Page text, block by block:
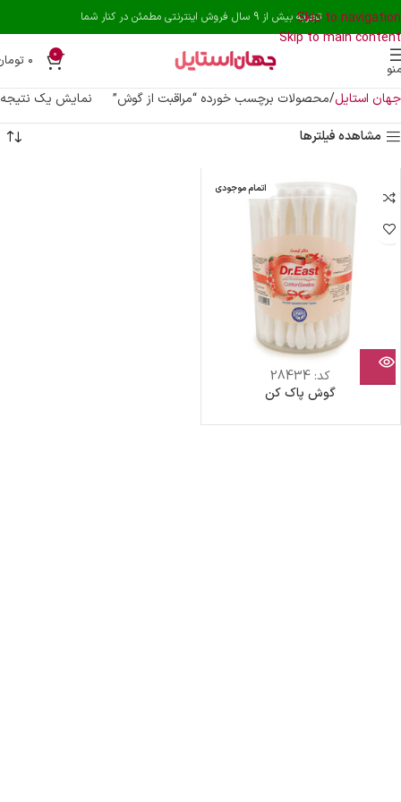
Skip to navigation
Skip to main content
تجربه بیش از 9 سال فروش اینترنتی مطمئن در کنار شما
0 ۰
جهان استایل محصولات برچسب خورده “مراقبت از گوش”
نمایش یک نتیجه
مشاهده فیلترها
اتمام موجودی
کد: 28434
گوش پاک کن